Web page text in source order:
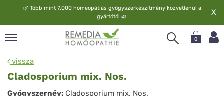
🌿 Több mint 7.000 homeopátiás gyógyszerkészítmény közvetlenül a
gyártótól 🌿 X
0
vissza
Cladosporium mix. Nos.
Gyógyszernév: Cladosporium mix. Nos.